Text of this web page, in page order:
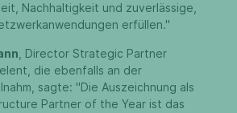
Nachhaltigkeit und zuverlässige,
erfüllen."
, Director Strategic Partner
die ebenfalls an der
sagte: "Die Auszeichnung als
Partner of the Year ist das